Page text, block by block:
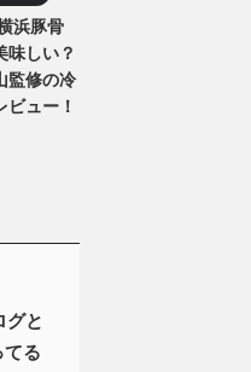
浜豚骨
味しい？
監修の冷
ュー！
グと
る